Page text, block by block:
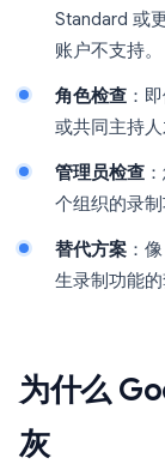
Standard 或
账户不支持。
角色检查 ：
或共同主持人
管理员检查
个组织的录制
替代方案 ：像
生录制功能的
为什么
灰